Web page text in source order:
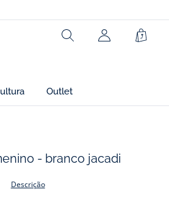
Rechercher Cesto
Outlet
- branco jacadi
Descrição